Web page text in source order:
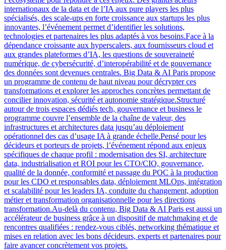
internationaux de la data et de l’IA aux pure players les plus
spécialisés, des scale-ups en forte croissance aux startups les plus
innovantes, l’événement permet d’identifier les solutions,
technologies et partenaires les plus adaptés à vos besoins.Face à la
dépendance croissante aux hyperscalers, aux fournisseurs cloud et
aux grandes plateformes d’IA, les questions de souveraineté
numérique, de cybersécurité, d’interopérabilité et de gouvernance
des données sont devenues centrales. Big Data & AI Paris propose
un programme de contenu de haut niveau pour décrypter ces
transformations et explorer les approches concrètes permettant de
concilier innovation, sécurité et autonomie stratégique.Structuré
autour de trois espaces dédiés tech, gouvernance et business le
programme couvre l’ensemble de la chaîne de valeur, des
infrastructures et architectures data jusqu’au déploiement
opérationnel des cas d’usage IA à grande échelle.Pensé pour les
décideurs et porteurs de projets, l’événement répond aux enjeux
spécifiques de chaque profil : modernisation des SI, architecture
data, industrialisation et ROI pour les CTO/CIO, gouvernance,
qualité de la donnée, conformité et passage du POC à la production
pour les CDO et responsables data, déploiement MLOps, intégration
et scalabilité pour les leaders IA, conduite du changement, adoption
métier et transformation organisationnelle pour les directions
transformation.Au-delà du contenu, Big Data & AI Paris est aussi un
accélérateur de business grâce à un dispositif de matchmaking et de
rencontres qualifiées : rendez-vous ciblés, networking thématique et
mises en relation avec les bons décideurs, experts et partenaires pour
faire avancer concrètement vos projets.